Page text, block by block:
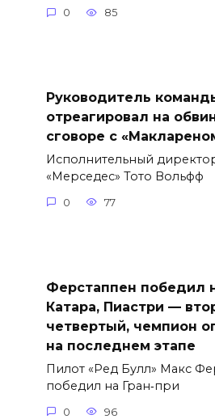
0 85
Руководитель
отреагировал на
сговоре с
Исполнительный
«Мерседес» Тото Вольфф
0 77
Ферстаппен победил
Катара, Пиастри —
четвертый, чемпион
на последнем этапе
Пилот «Ред Булл» Макс
победил на Гран‑при
0 96